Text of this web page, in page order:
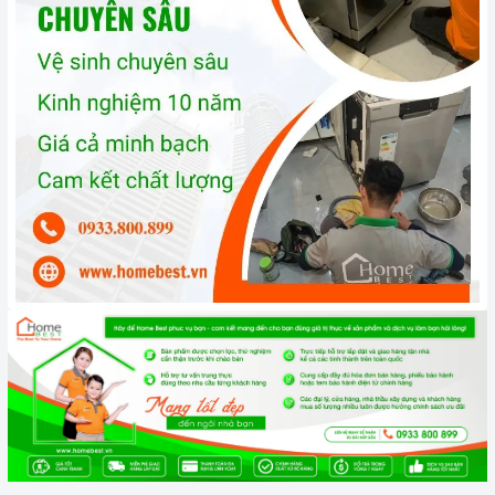
Máy có vỏ ngoài được làm bằng chất liệu thép không gỉ sáng
bóng, mang đến vẻ đẹp tinh tế và sang trọng cho căn bếp.
Máy có
kích thước 815 x 598 x 573 mm
, phù hợp với việc
lắp đặt âm bán phần. Bảng điều khiển của máy được thiết kế
dạng nút nhấn, dễ dàng sử dụng và điều chỉnh các chương
trình rửa.
Công nghệ hiện đại
Công nghệ VarioSpeed: Giúp rút ngắn thời gian rửa bát đĩa
lên đến 50%, mà vẫn đảm bảo hiệu quả rửa sạch.
Công nghệ ActiveWater: Giúp tiết kiệm nước và điện năng
hiệu quả, đồng thời giúp rửa sạch bát đĩa một cách hiệu quả.
Công nghệ EcoSilence Drive: Giúp máy hoạt động êm ái,
giảm thiểu tiếng ồn, mang đến sự thoải mái cho người sử
dụng.
Chức năng ExtraDry: Giúp bát đĩa khô ráo hơn, hạn chế tình
trạng đọng nước trên bề mặt bát đĩa.